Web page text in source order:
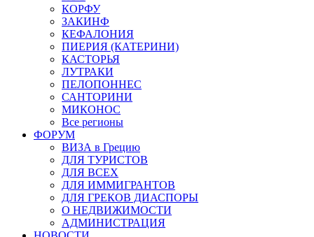
КОРФУ
ЗАКИНФ
КЕФАЛОНИЯ
ПИЕРИЯ (КАТЕРИНИ)
КАСТОРЬЯ
ЛУТРАКИ
ПЕЛОПОННЕС
САНТОРИНИ
МИКОНОС
Все регионы
ФОРУМ
ВИЗА в Грецию
ДЛЯ ТУРИСТОВ
ДЛЯ ВСЕХ
ДЛЯ ИММИГРАНТОВ
ДЛЯ ГРЕКОВ ДИАСПОРЫ
О НЕДВИЖИМОСТИ
АДМИНИСТРАЦИЯ